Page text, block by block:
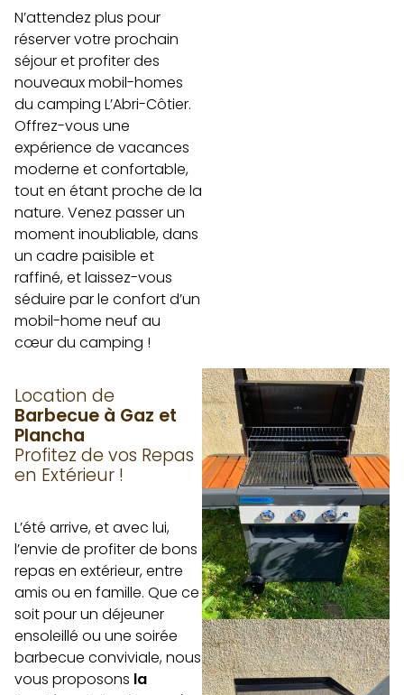
N’attendez plus pour
réserver votre prochain
séjour et profiter des
nouveaux mobil-homes
du camping L’Abri-Côtier.
Offrez-vous une
expérience de vacances
moderne et confortable,
tout en étant proche de la
nature. Venez passer un
moment inoubliable, dans
un cadre paisible et
raffiné, et laissez-vous
séduire par le confort d’un
mobil-home neuf au
cœur du camping !
Location de
Barbecue à Gaz et
Plancha
Profitez de vos Repas
en Extérieur !
L’été arrive, et avec lui,
l’envie de profiter de bons
repas en extérieur, entre
amis ou en famille. Que ce
soit pour un déjeuner
ensoleillé ou une soirée
barbecue conviviale, nous
vous proposons la